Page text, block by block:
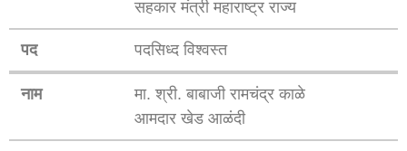
सहकार मंत्री महाराष्ट्र राज्य
पद पदसिध्द विश्वस्त
नाम
मा. श्री. बाबाजी रामचंद्र काळे
आमदार खेड आळंदी